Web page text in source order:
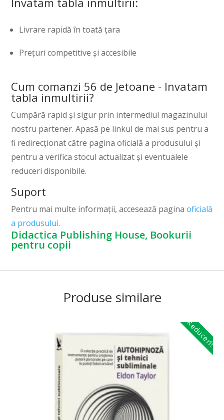
Livrare rapidă în toată țara
Prețuri competitive și accesibile
Cum comanzi 56 de Jetoane - Invatam
tabla inmultirii?
Cumpără rapid și sigur prin intermediul magazinului
nostru partener. Apasă pe linkul de mai sus pentru a
fi redirecționat către pagina oficială a produsului și
pentru a verifica stocul actualizat și eventualele
reduceri disponibile.
Suport
Pentru mai multe informații, accesează paginaoficială
a produsului.
Didactica Publishing House, Bookurii
pentru copii
Produse similare
Reduceri!